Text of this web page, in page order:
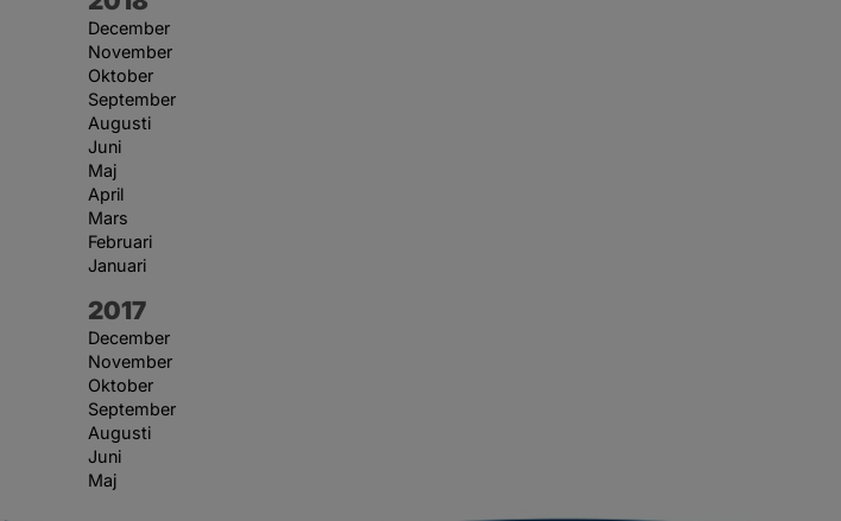
December
November
Oktober
September
Augusti
Juni
Maj
April
Mars
Februari
Januari
År:
2017
December
November
Oktober
September
Augusti
Juni
Maj